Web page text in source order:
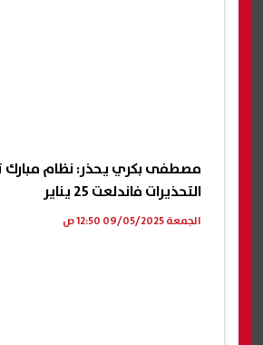
مصطفى بكري يحذر: نظام مبارك
التحذيرات فاندلعت 25 يناير
الجمعة 09/05/2025 12:50 ص